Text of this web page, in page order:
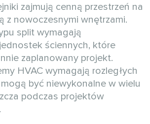
zajmują cenną przestrzeń na
z nowoczesnymi wnętrzami.
split wymagają
ściennych, które
zaplanowany projekt.
HVAC wymagają rozległych
być niewykonalne w wielu
podczas projektów